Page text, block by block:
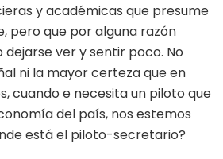
y académicas que presume
pero que por alguna razón
ver y sentir poco. No
ni la mayor certeza que en
cuando e necesita un piloto que
del país, nos estemos
está el piloto-secretario?